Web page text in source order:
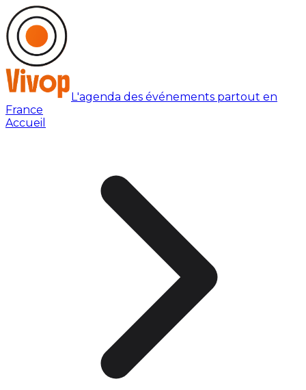
L'agenda des événements partout en
France
Accueil